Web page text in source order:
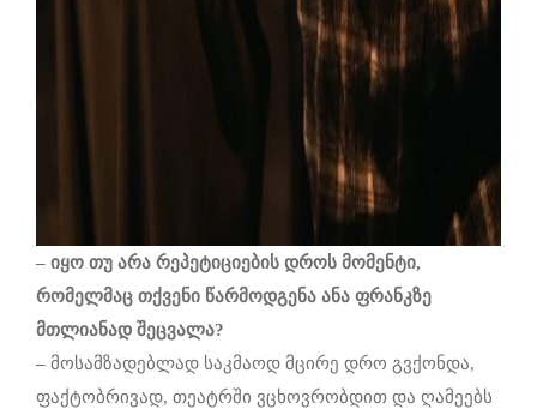
– იყო თუ არა რეპეტიციების დროს მომენტი,
რომელმაც თქვენი წარმოდგენა ანა ფრანკზე
მთლიანად შეცვალა?
– მოსამზადებლად საკმაოდ მცირე დრო გვქონდა,
ფაქტობრივად, თეატრში ვცხოვრობდით და ღამეებს